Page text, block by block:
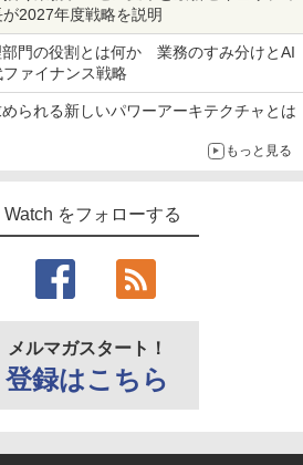
2027年度戦略を説明
門の役割とは何か 業務のすみ分けとAI
ァイナンス戦略
られる新しいパワーアーキテクチャとは
もっと見る
Watch をフォローする
メルマガスタート！
登録はこちら